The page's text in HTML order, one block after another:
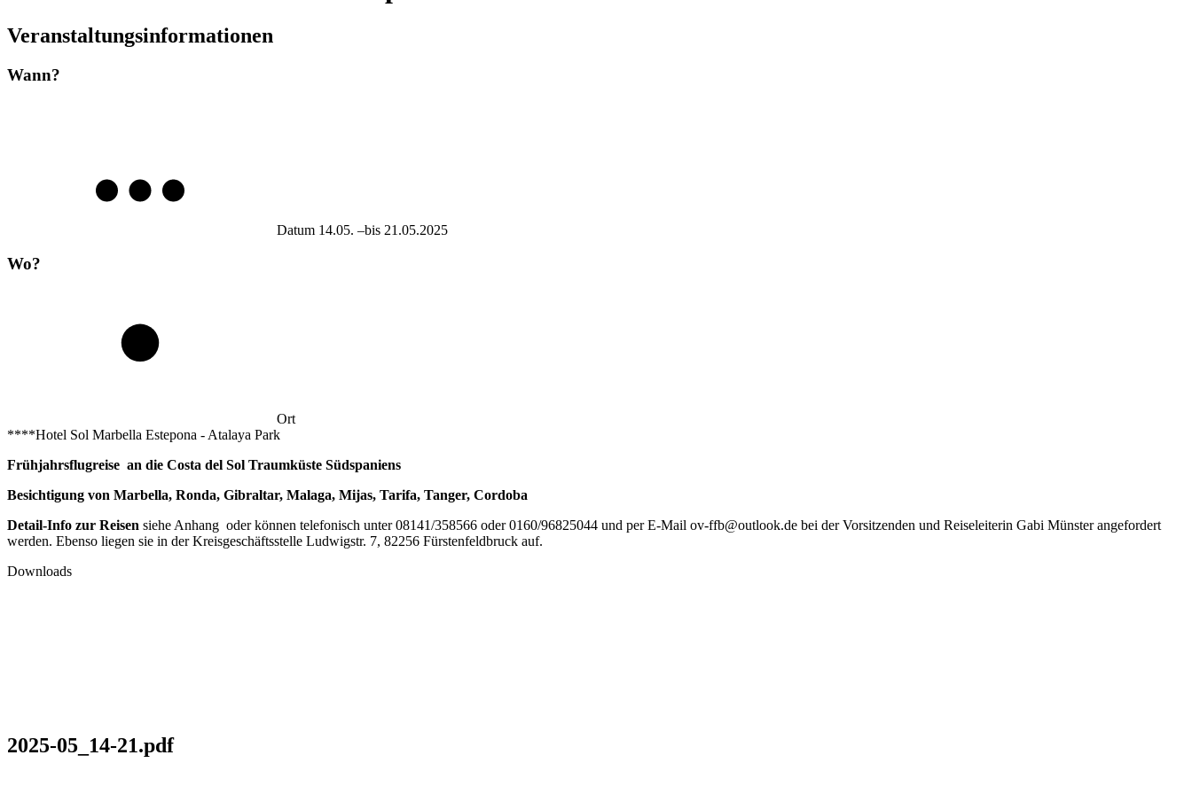
Veranstaltungsinformationen
Wann?
Datum 14.05. –bis 21.05.2025
Wo?
Ort
****Hotel Sol Marbella Estepona - Atalaya Park
Frühjahrsflugreise an die Costa del Sol Traumküste Südspaniens
Besichtigung von Marbella, Ronda, Gibraltar, Malaga, Mijas, Tarifa, Tanger, Cordoba
Detail-Info zur Reisen siehe Anhang oder können telefonisch unter 08141/358566 oder 0160/96825044 und per E-Mail ov-ffb@outlook.de bei der Vorsitzenden und Reiseleiterin Gabi Münster angefordert
werden. Ebenso liegen sie in der Kreisgeschäftsstelle Ludwigstr. 7, 82256 Fürstenfeldbruck auf.
Downloads
2025-05_14-21.pdf